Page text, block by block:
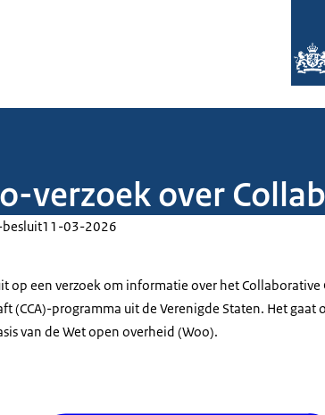
verzoek over
11-03-2026
op een verzoek om informatie over het Collaborative
(CCA)-programma uit de Verenigde Staten. Het gaat
van de Wet open overheid (Woo).